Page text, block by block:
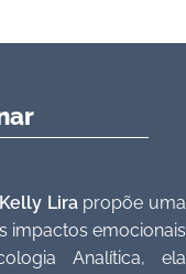
Kelly Lirapropõe uma
impactos emocionais
Analítica, ela